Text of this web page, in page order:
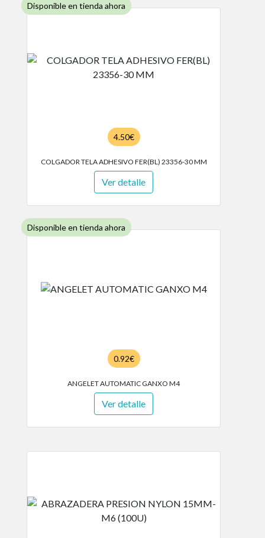
Disponible en tienda ahora
4.50€
COLGADOR TELA ADHESIVO FER(BL) 23356-30 MM
Ver detalle
Disponible en tienda ahora
0.92€
ANGELET AUTOMATIC GANXO M4
Ver detalle